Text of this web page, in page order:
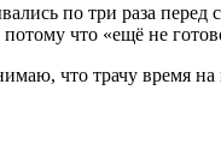
по три раза
что «ещё не
что трачу время